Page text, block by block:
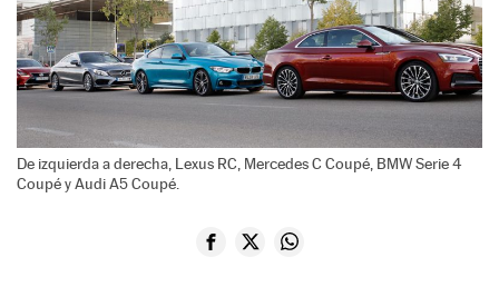
De izquierda a derecha, Lexus RC, Mercedes C Coupé, BMW Serie 4
Coupé y Audi A5 Coupé.